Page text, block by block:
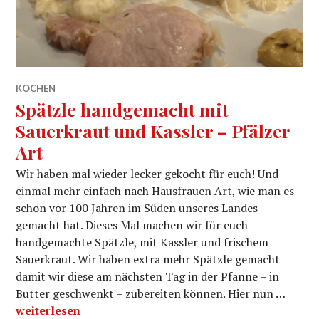
KOCHEN
Spätzle handgemacht mit
Sauerkraut und Kassler – Pfälzer
Art
Wir haben mal wieder lecker gekocht für euch! Und
einmal mehr einfach nach Hausfrauen Art, wie man es
schon vor 100 Jahren im Süden unseres Landes
gemacht hat. Dieses Mal machen wir für euch
handgemachte Spätzle, mit Kassler und frischem
Sauerkraut. Wir haben extra mehr Spätzle gemacht
damit wir diese am nächsten Tag in der Pfanne – in
Butter geschwenkt – zubereiten können. Hier nun …
Spätzle handgemacht mit Sauerkraut und Kassler –
weiterlesen